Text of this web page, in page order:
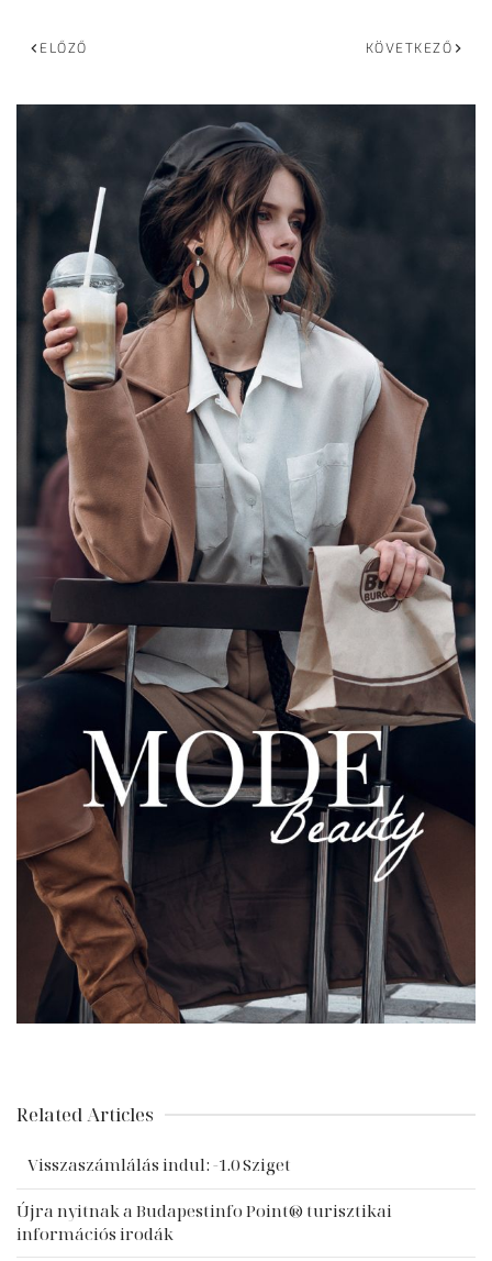
ELŐZŐ KÖVETKEZŐ
Related Articles
Visszaszámlálás indul: -1.0 Sziget
Újra nyitnak a Budapestinfo Point® turisztikai
információs irodák